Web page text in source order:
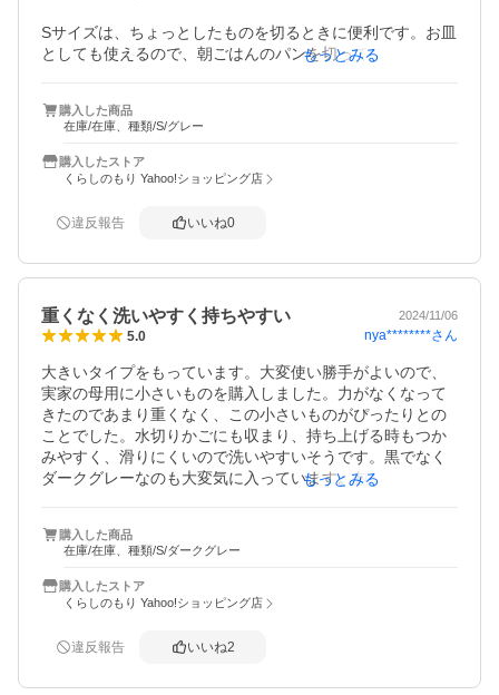
Sサイズは、ちょっとしたものを切るときに便利です。お皿
としても使えるので、朝ごはんのパンを切ってそのまま食
質感が良く、キッチンに立て掛けておくだけで、キッチン
もっとみる
購入した商品
在庫/在庫、種類/S/グレー
購入したストア
くらしのもり Yahoo!ショッピング店
違反報告 いいね0
重くなく洗いやすく持ちやすい 2024/11/06
5.0 nya********さん
大きいタイプをもっています。大変使い勝手がよいので、
実家の母用に小さいものを購入しました。力がなくなって
きたのであまり重くなく、この小さいものがぴったりとの
ことでした。水切りかごにも収まり、持ち上げる時もつか
みやすく、滑りにくいので洗いやすいそうです。黒でなく
ダークグレーなのも大変気に入っています。包丁の音もう
もっとみる
購入した商品
在庫/在庫、種類/S/ダークグレー
購入したストア
くらしのもり Yahoo!ショッピング店
違反報告 いいね2